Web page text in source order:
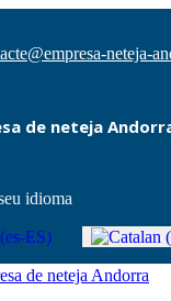
neteja-
de neteja
idioma